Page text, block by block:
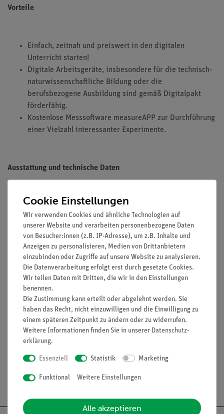
Vorteile
Einfach, zeitnah und preiswert in den digitalen
Unterricht starten!
Digitale Arbeitsgeräte, insbesondere für die technisch-
naturwissenschaftliche Bildung oder die
berufsbezogene Ausbildung sind gemäß Digitalpakt
förderfähig.
Kostenlose Messsoftware measureAPP zur Durchführung
einer Vielzahl interessanter Experimente.
Ausstattung und technische Daten
Set bestehend aus 12 einzelnen Cobra SMARTsense Sensoren
(3 verschiedene Sensoren).
4x Cobra SMARTsense - Wide-Range Temperature
(12910-00)
4x Cobra SMARTsense - pH (12921-00)
4x Cobra SMARTsense - Absolute Pressure (12905-01)
Lieferumfang
Versandkostenfrei ab 300,- €
Cookie Einstellungen
Wir verwenden Cookies und ähnliche Technologien auf
unserer Website und verarbeiten personenbezogene Daten
von Besucher:innen (z.B. IP-Adresse), um z.B. Inhalte und
Anzeigen zu personalisieren, Medien von Drittanbietern
einzubinden oder Zugriffe auf unsere Website zu analysieren.
Die Datenverarbeitung erfolgt erst durch gesetzte Cookies.
Wir teilen Daten mit Dritten, die wir in den Einstellungen
benennen.
Die Zustimmung kann erteilt oder abgelehnt werden. Sie
haben das Recht, nicht einzuwilligen und die Einwilligung zu
einem späteren Zeitpunkt zu ändern oder zu widerrufen.
Weitere Informationen finden Sie in unserer Daten­schutz­
erklärung.
Essenziell Statistik Marketing
Funktional Weitere Einstellungen
Alle akzeptieren